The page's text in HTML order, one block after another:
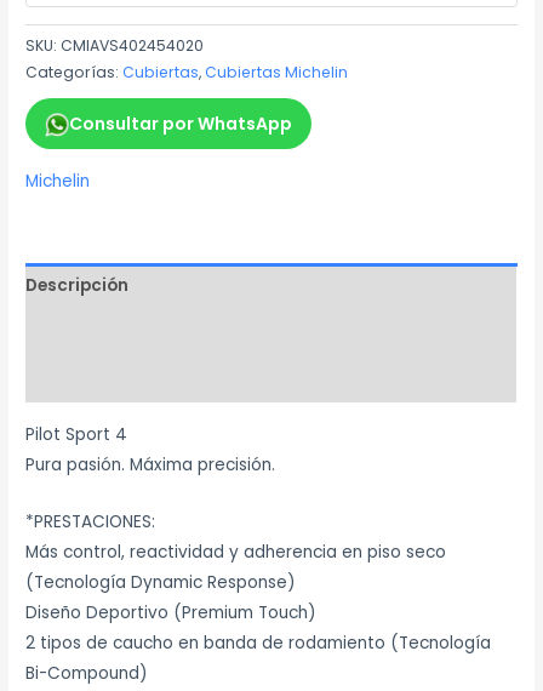
SKU:CMIAVS402454020
Categorías:Cubiertas,Cubiertas Michelin
Consultar por WhatsApp
Michelin
Descripción
Pilot Sport 4
Pura pasión. Máxima precisión.
*PRESTACIONES:
Más control, reactividad y adherencia en piso seco
(Tecnología Dynamic Response)
Diseño Deportivo (Premium Touch)
2 tipos de caucho en banda de rodamiento (Tecnología
Bi-Compound)